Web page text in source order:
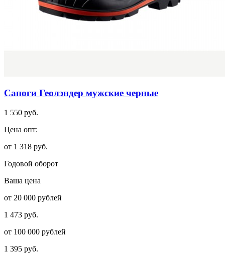
Сапоги Геолэндер мужские черные
1 550 руб.
Цена опт:
от 1 318 руб.
Годовой оборот
Ваша цена
от 20 000 рублей
1 473 руб.
от 100 000 рублей
1 395 руб.